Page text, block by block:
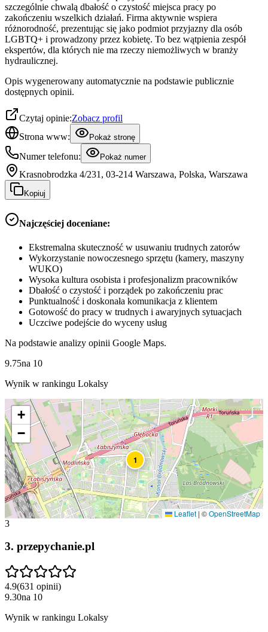
szczególnie chwalą dbałość o czystość miejsca pracy po
zakończeniu wszelkich działań. Firma aktywnie wspiera
różnorodność, prezentując się jako podmiot przyjazny dla osób
LGBTQ+ i prowadzony przez kobietę. To bez wątpienia zespół
ekspertów, dla których nie ma rzeczy niemożliwych w branży
hydraulicznej.
Opis wygenerowany automatycznie na podstawie publicznie
dostępnych opinii.
Czytaj opinie:Zobacz profil
Strona www:
Pokaż stronę
Numer telefonu: Pokaż numer
Krasnobrodzka 4/231, 03-214 Warszawa, Polska, Warszawa
Kopiuj
Najczęściej doceniane:
Ekstremalna skuteczność w usuwaniu trudnych zatorów
Wykorzystanie nowoczesnego sprzętu (kamery, maszyny
WUKO)
Wysoka kultura osobista i profesjonalizm pracowników
Dbałość o czystość i porządek po zakończeniu prac
Punktualność i doskonała komunikacja z klientem
Gotowość do pracy w trudnych i awaryjnych sytuacjach
Uczciwe podejście do wyceny usług
Na podstawie analizy opinii Google Maps.
9.75na 10
Wynik w rankingu Lokalsy
1
+
−
Leaflet | ©OpenStreetMap
3
3. przepychanie.pl
4.9(631 opinii)
9.30na 10
Wynik w rankingu Lokalsy